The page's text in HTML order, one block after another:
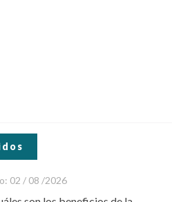
02 / 08 /2026